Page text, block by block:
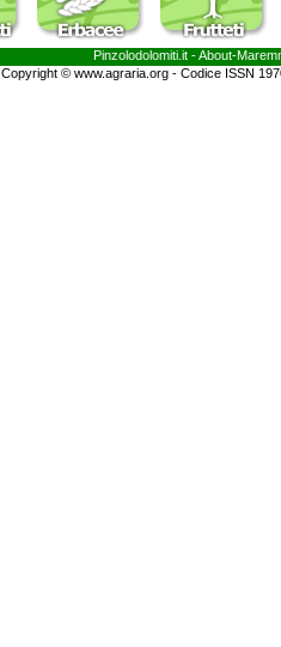
Pinzolodolomiti.it - About-
Copyright © www.agraria.org - Codice ISSN